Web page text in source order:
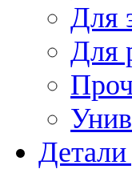
Для
Для
Детали